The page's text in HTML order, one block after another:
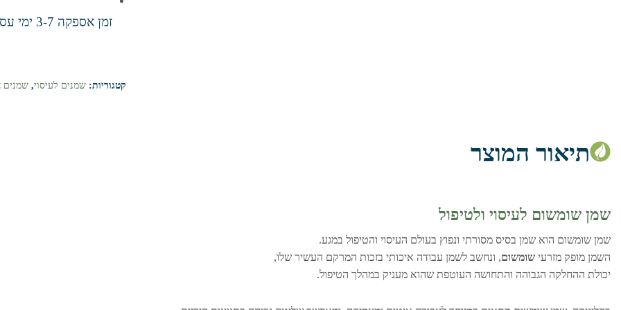
זמן אספקה 3-7 ימי עסקים
קטגוריות: שמנים לעיסוי, שמנים
תיאור המוצר
שמן שומשום לעיסוי ולטיפול
שמן שומשום הוא שמן בסיס מסורתי ונפוץ בעולם העיסוי והטיפול במגע.
השמן מופק מזרעי שומשום, ונחשב לשמן עבודה איכותי בזכות המרקם העשיר שלו,
יכולת ההחלקה הגבוהה והתחושה העוטפת שהוא מעניק במהלך הטיפול.